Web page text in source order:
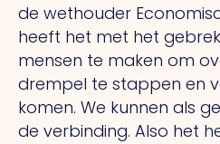
de wethouder
heeft het met het
mensen te maken om
drempel te stappen en
komen. We kunnen als
de verbinding. Also het